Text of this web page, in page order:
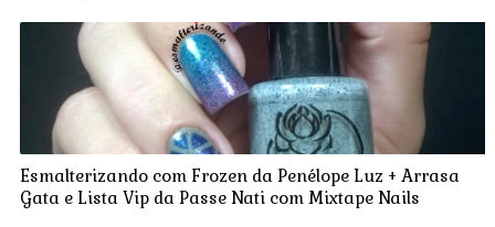
Esmalterizando com Frozen da Penélope Luz + Arrasa
Gata e Lista Vip da Passe Nati com Mixtape Nails